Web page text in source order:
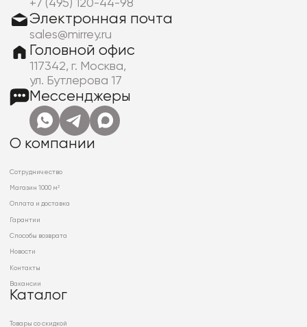
+7 (495) 120-44-98
Электронная почта
sales@mirrey.ru
Головной офис
117342, г. Москва,
ул. Бутлерова 17
Мессенджеры
О компании
Сотрудничество
Магазин 1000 м²
Оплата и доставка
Гарантии
Способы возврата
Новости
Контакты
Вакансии
Каталог
Товары со скидкой